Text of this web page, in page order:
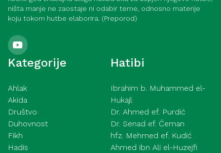
ništa manje ne zaostaje ni odabir teme, odnosno materije
koju tokom hutbe elaborira. (Preporod)
Kategorije
Ahlak
Akida
Društvo
Duhovnost
Fikh
Hadis
Hatibi
Ibrahim b. Muhammed el-
Hukajl
Dr. Ahmed ef. Purdić
Dr. Senad ef. Ćeman
hfz. Mehmed ef. Kudić
Ahmed ibn Ali el-Huzejfi